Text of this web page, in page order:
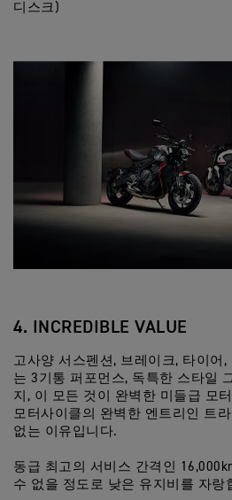
디스크)
4. INCREDIBLE VALUE
고사양 서스펜션, 브레이크, 타이어,
는 3기통 퍼포먼스, 독특한 스타일
지, 이 모든 것이 완벽한 미들급 모
모터사이클의 완벽한 엔트리인 트
없는 이유입니다.
동급 최고의 서비스 간격인
수 없을 정도로 낮은 유지비를 자랑